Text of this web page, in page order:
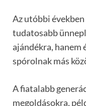
Az utóbbi
tudatosabb
ajándékra, hanem
spórolnak más
A fiatalabb
megoldásokra,